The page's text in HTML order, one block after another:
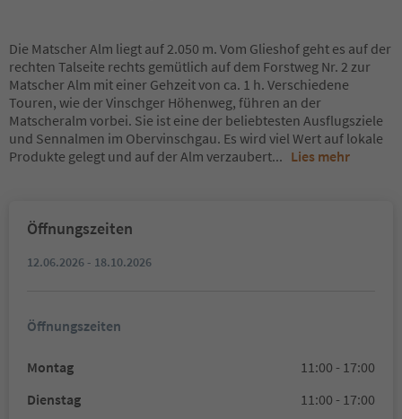
Die Matscher Alm liegt auf 2.050 m. Vom Glieshof geht es auf der
rechten Talseite rechts gemütlich auf dem Forstweg Nr. 2 zur
Matscher Alm mit einer Gehzeit von ca. 1 h. Verschiedene
Touren, wie der Vinschger Höhenweg, führen an der
Matscheralm vorbei. Sie ist eine der beliebtesten Ausflugsziele
und Sennalmen im Obervinschgau. Es wird viel Wert auf lokale
Produkte gelegt und auf der Alm verzaubert... Lies mehr
Öffnungszeiten
12.06.2026 - 18.10.2026
Öffnungszeiten
Montag
11:00 - 17:00
Dienstag
11:00 - 17:00